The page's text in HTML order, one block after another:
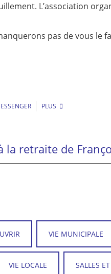
L’association
pas de vous le
PLUS
VIE MUNICIPALE
VIE LOCALE SALLES